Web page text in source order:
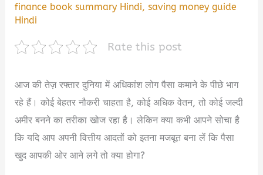
finance book summary Hindi,saving money guide
Hindi
Rate this post
आज की तेज़ रफ्तार दुनिया में अधिकांश लोग पैसा कमाने के पीछे भाग
रहे हैं। कोई बेहतर नौकरी चाहता है, कोई अधिक वेतन, तो कोई जल्दी
अमीर बनने का तरीका खोज रहा है। लेकिन क्या कभी आपने सोचा है
कि यदि आप अपनी वित्तीय आदतों को इतना मजबूत बना लें कि पैसा
खुद आपकी ओर आने लगे तो क्या होगा?